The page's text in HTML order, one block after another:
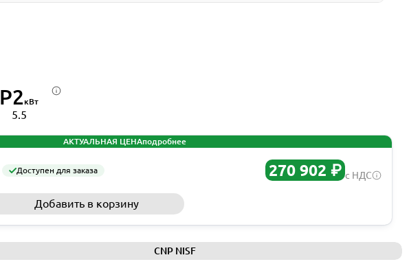
P2кВт
5.5
АКТУАЛЬНАЯ ЦЕНАподробнее
Доступен для заказа 270 902 ₽ с НДС
Добавить в корзину
CNP NISF